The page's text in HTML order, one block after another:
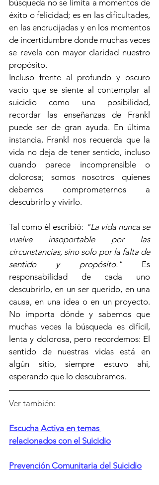
búsqueda no se limita a momentos de
éxito o felicidad; es en las dificultades,
en las encrucijadas y en los momentos
de incertidumbre donde muchas veces
se revela con mayor claridad nuestro
propósito.
Incluso frente al profundo y oscuro
vacío que se siente al contemplar al
suicidio como una posibilidad,
recordar las enseñanzas de Frankl
puede ser de gran ayuda. En última
instancia, Frankl nos recuerda que la
vida no deja de tener sentido, incluso
cuando parece incomprensible o
dolorosa; somos nosotros quienes
debemos comprometernos a
descubrirlo y vivirlo.
Tal como él escribió: "La vida nunca se
vuelve insoportable por las
circunstancias, sino solo por la falta de
sentido y propósito." Es
responsabilidad de cada uno
descubrirlo, en un ser querido, en una
causa, en una idea o en un proyecto.
No importa dónde y sabemos que
muchas veces la búsqueda es difícil,
lenta y dolorosa, pero recordemos: El
sentido de nuestras vidas está en
algún sitio, siempre estuvo ahí,
esperando que lo descubramos.
Ver también:
Escucha Activa en temas
relacionados con el Suicidio
Prevención Comunitaria del Suicidio